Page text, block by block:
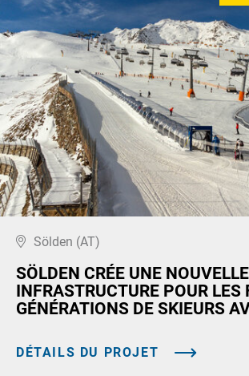
Sölden (AT)
SÖLDEN CRÉE UNE NOUVELLE
INFRASTRUCTURE POUR LES
GÉNÉRATIONS DE SKIEURS
DÉTAILS DU PROJET